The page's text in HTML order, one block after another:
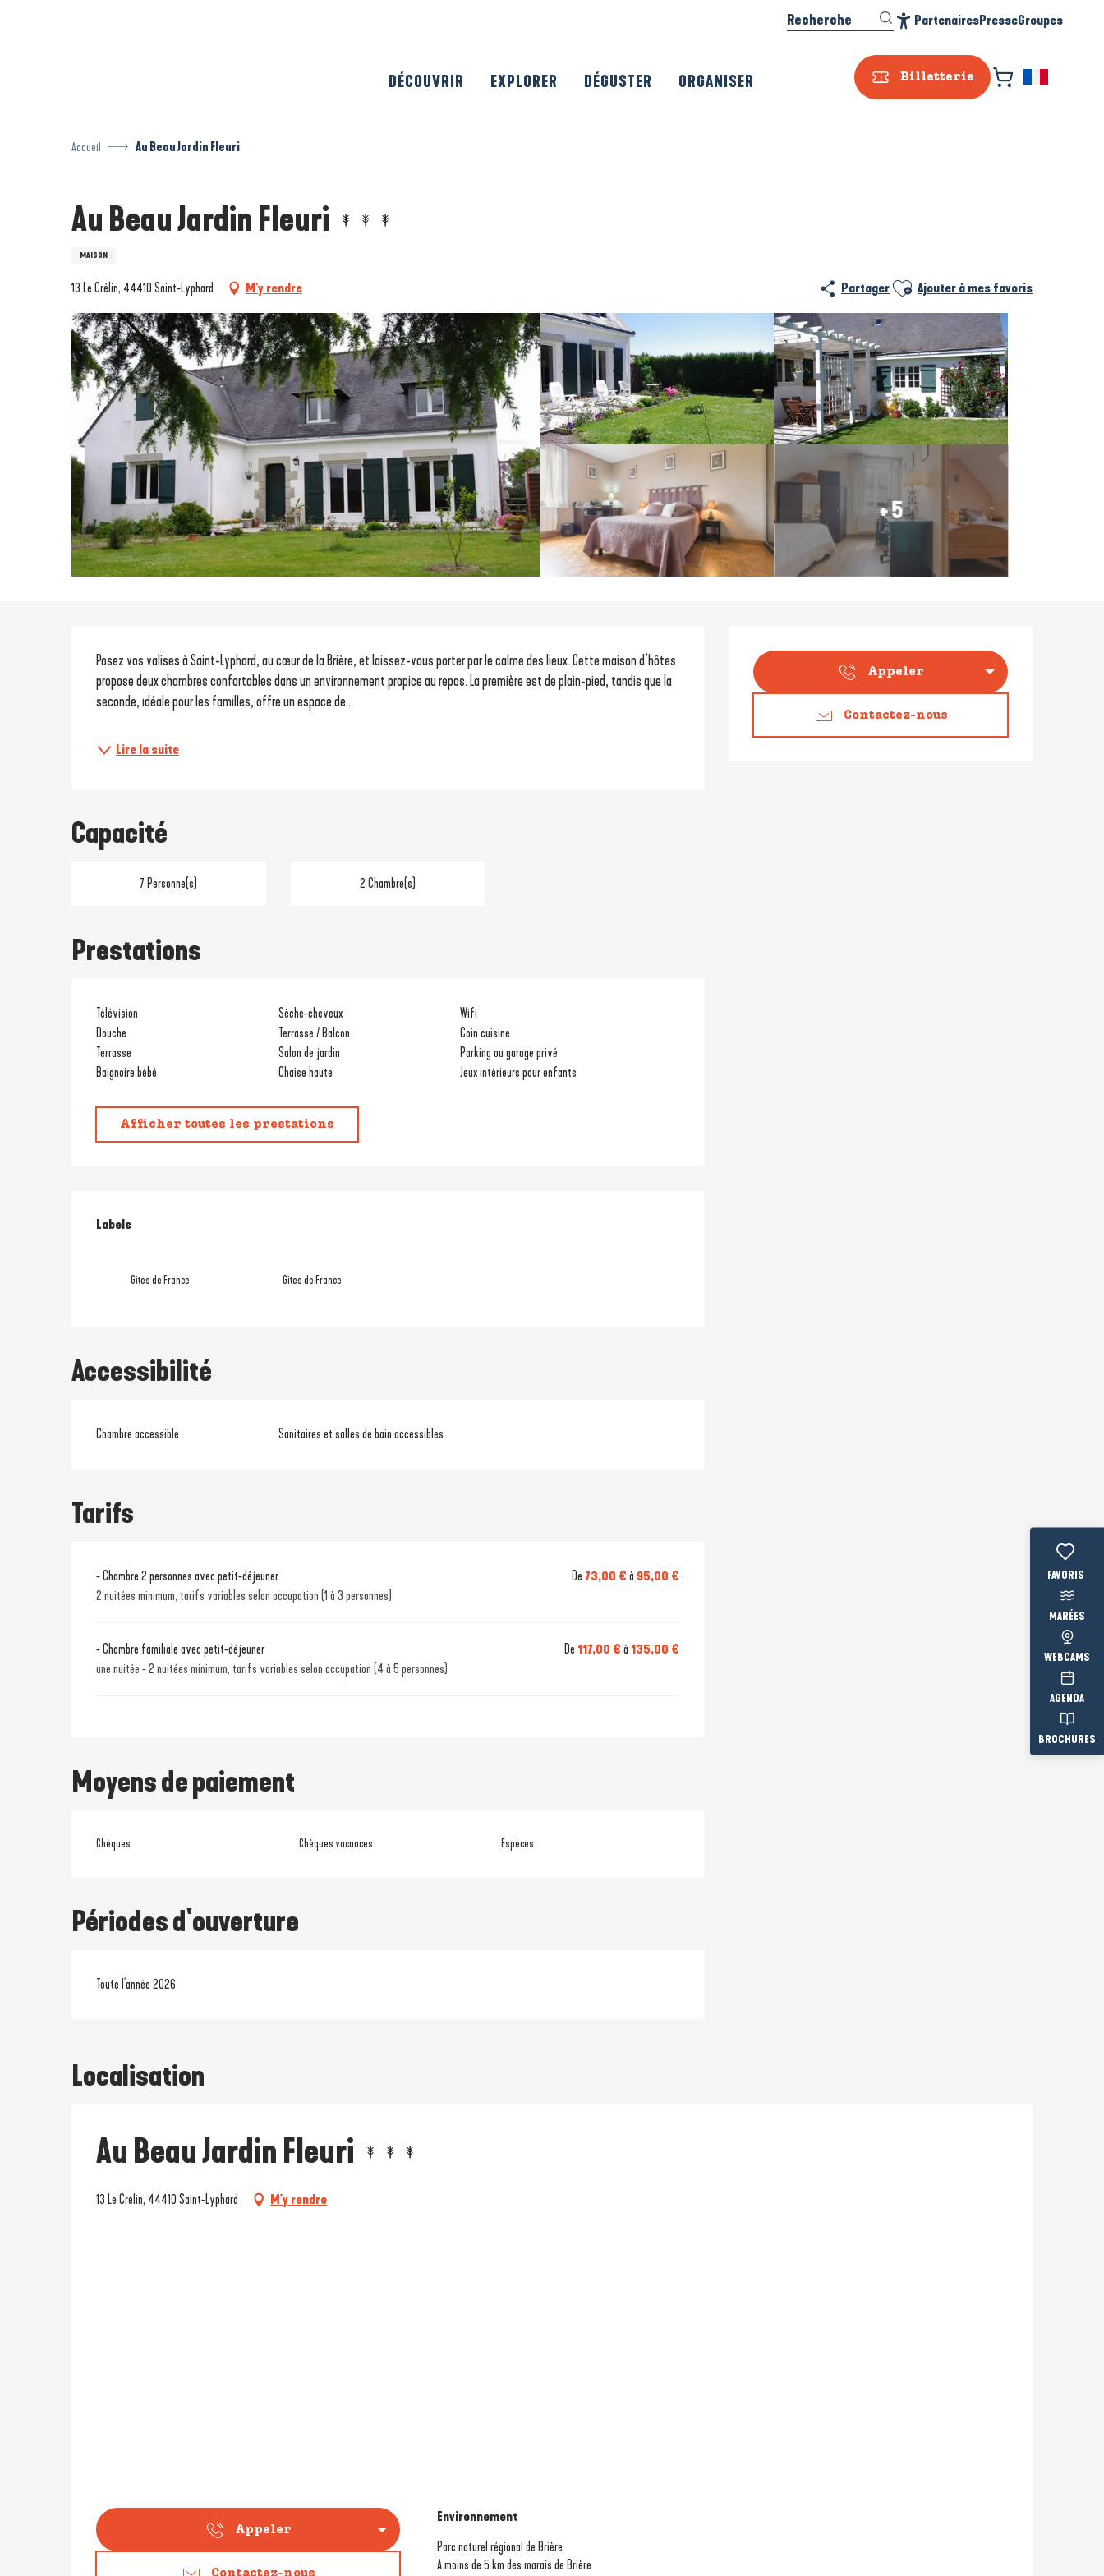
Billetterie
Recherche PartenairesPresseGroupes
DÉCOUVRIR EXPLORER DÉGUSTER ORGANISER
Voir les
MARÉES
WEBCAMS
AGENDA
BROCHURES
Accueil Au Beau Jardin Fleuri
Au Beau Jardin Fleuri
MAISON
13 Le Crélin, 44410 Saint-Lyphard M'y rendre Partager Ajouter aux favoris
Ajouter à mes favoris
+ 5
Ouverture et
Appeler
Contactez-nous
Description
Posez vos valises à Saint-Lyphard, au cœur de la Brière, et laissez-vous porter par le calme des lieux. Cette maison d’hôtes
propose deux chambres confortables dans un environnement propice au repos. La première est de plain-pied, tandis que la
seconde, idéale pour les familles, offre un espace de...
Lire la suite
Capacité
7 Personne(s) 2 Chambre(s)
Prestations
Télévision Sèche-cheveux
Wifi
Douche
Terrasse / Balcon
Coin cuisine
Terrasse
Salon de jardin
Parking ou garage privé
Baignoire bébé
Chaise haute Jeux intérieurs pour enfants
Afficher toutes les prestations
Offres de prestations
Labels
Labels
Gîtes de France Gîtes de France
Accessibilité
Chambre accessible Sanitaires et salles de bain accessibles
Tarifs
Tarifs 2026
- Chambre 2 personnes avec petit-déjeuner
2 nuitées minimum, tarifs variables selon occupation (1 à 3 personnes)
De 73,00 € à 95,00 €
- Chambre familiale avec petit-déjeuner
une nuitée - 2 nuitées minimum, tarifs variables selon occupation (4 à 5 personnes)
De117,00 € à135,00 €
Moyens de paiement
Chèques Chèques vacances Espèces
Périodes d'ouverture
Toute l'année 2026
Localisation
Au Beau Jardin Fleuri
13 Le Crélin, 44410 Saint-Lyphard M'y rendre
Appeler
Contactez-nous
Environnement
Environnement
Parc naturel régional de Brière
A moins de 5 km des marais de Brière